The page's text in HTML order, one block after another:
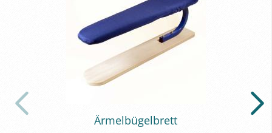
Är­mel­bü­gel­brett